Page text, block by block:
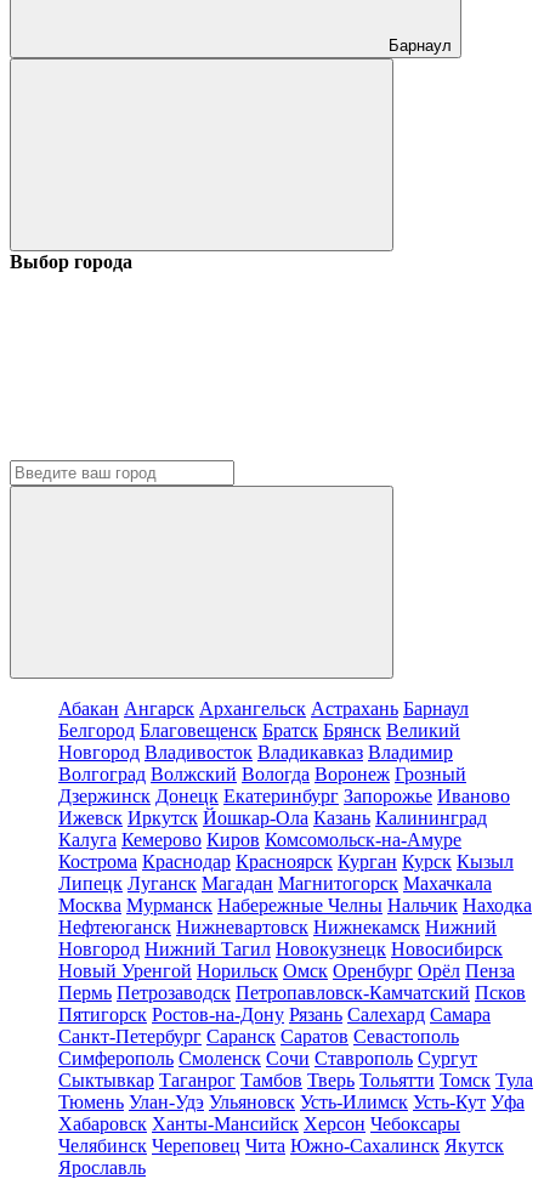
Барнаул
Выбор города
Абакан Ангарск Архангельск Астрахань Барнаул
Белгород Благовещенск Братск Брянск Великий
Новгород Владивосток Владикавказ Владимир
Волгоград Волжский Вологда Воронеж Грозный
Дзержинск Донецк Екатеринбург Запорожье Иваново
Ижевск Иркутск Йошкар-Ола Казань Калининград
Калуга Кемерово Киров Комсомольск-на-Амуре
Кострома Краснодар Красноярск Курган Курск Кызыл
Липецк Луганск Магадан Магнитогорск Махачкала
Москва Мурманск Набережные Челны Нальчик Находка
Нефтеюганск Нижневартовск Нижнекамск Нижний
Новгород Нижний Тагил Новокузнецк Новосибирск
Новый Уренгой Норильск Омск Оренбург Орёл Пенза
Пермь Петрозаводск Петропавловск-Камчатский Псков
Пятигорск Ростов-на-Дону Рязань Салехард Самара
Санкт-Петербург Саранск Саратов Севастополь
Симферополь Смоленск Сочи Ставрополь Сургут
Сыктывкар Таганрог Тамбов Тверь Тольятти Томск Тула
Тюмень Улан-Удэ Ульяновск Усть-Илимск Усть-Кут Уфа
Хабаровск Ханты-Мансийск Херсон Чебоксары
Челябинск Череповец Чита Южно-Сахалинск Якутск
Ярославль